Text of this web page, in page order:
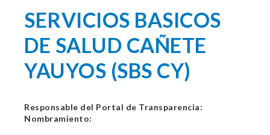
SERVICIOS BASICOS
DE SALUD CAÑETE
YAUYOS (SBS CY)
Responsable del Portal de Transparencia:
Nombramiento: